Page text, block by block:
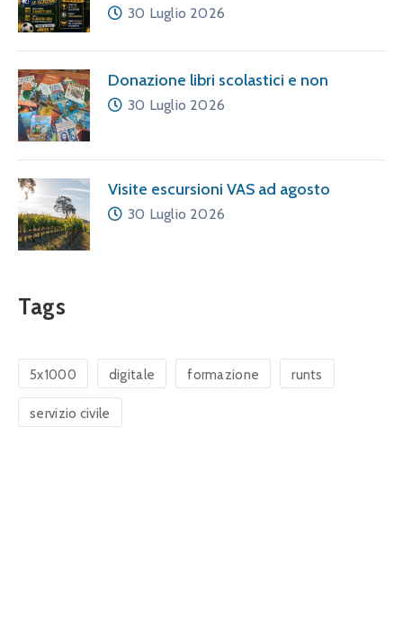
30 Luglio 2026
Donazione libri scolastici e non
30 Luglio 2026
Visite escursioni VAS ad agosto
30 Luglio 2026
Tags
5x1000 digitale formazione runts
servizio civile